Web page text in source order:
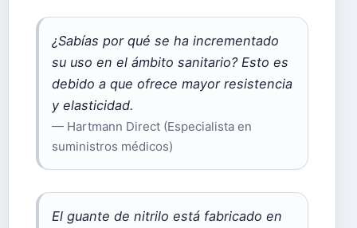
¿Sabías por qué se ha incrementado
su uso en el ámbito sanitario? Esto es
debido a que ofrece mayor resistencia
y elasticidad.
— Hartmann Direct (Especialista en
suministros médicos)
El guante de nitrilo está fabricado en